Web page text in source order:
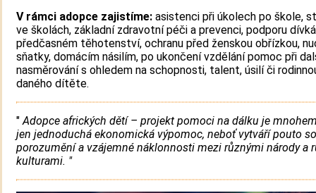
V rámci adopce zajistíme: asistenci při úkolech po škole,
ve školách, základní zdravotní péči a prevenci, podporu
předčasném těhotenství, ochranu před ženskou obřízkou,
sňatky, domácím násilím, po ukončení vzdělání pomoc při
nasměrování s ohledem na schopnosti, talent, úsilí či
daného dítěte.
"Adopce afrických dětí – projekt pomoci na dálku je
jen jednoduchá ekonomická výpomoc, neboť vytváří pouto
porozumění a vzájemné náklonnosti mezi různými národy a
kulturami. "